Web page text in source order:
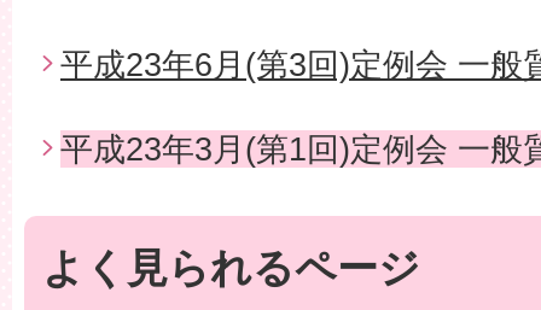
平成23年6月(第3回)定例会 一般
平成23年3月(第1回)定例会 一般
よく見られるページ